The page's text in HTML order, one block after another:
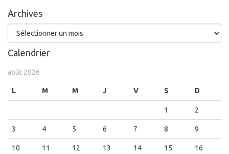
Archives
Archives
Calendrier
août 2026
L M M J V S D
1 2
3 4 5 6 7 8 9
10 11 12 13 14 15 16